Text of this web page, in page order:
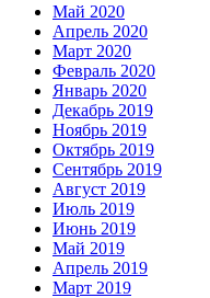
Май 2020
Апрель 2020
Март 2020
Февраль 2020
Январь 2020
Декабрь 2019
Ноябрь 2019
Октябрь 2019
Сентябрь 2019
Август 2019
Июль 2019
Июнь 2019
Май 2019
Апрель 2019
Март 2019